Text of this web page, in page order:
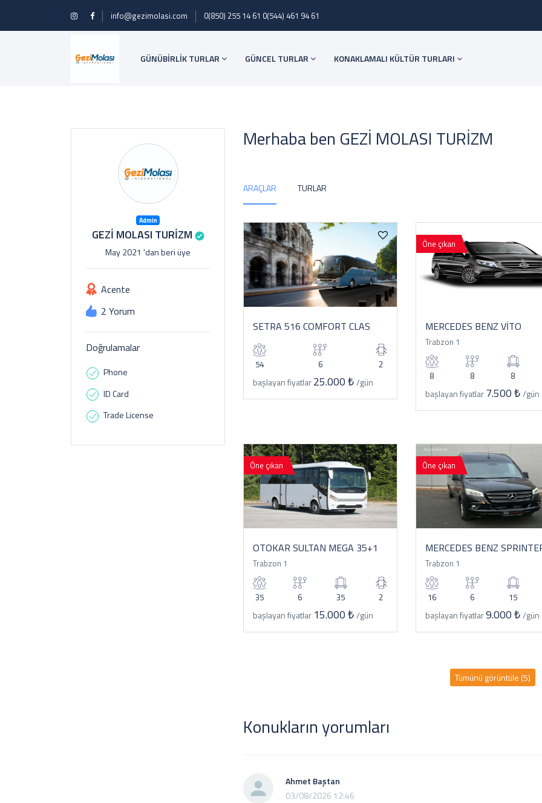
info@gezimolasi.com 0(850) 255 14 61 0(544) 461 94 61
GÜNÜBİRLİK TURLAR GÜNCEL TURLAR KONAKLAMALI KÜLTÜR TURLARI
Admin
GEZİ MOLASI TURİZM
May 2021 'dan beri üye
Acente
2 Yorum
Doğrulamalar
Phone
ID Card
Trade License
Merhaba ben GEZİ MOLASI TURİZM
ARAÇLAR TURLAR
SETRA 516 COMFORT CLAS
54 6 2
başlayan fiyatlar25.000 ₺/gün
Öne çıkan
MERCEDES BENZ VİTO
Trabzon 1
8 8 8
başlayan fiyatlar7.500 ₺/gün
Öne çıkan
OTOKAR SULTAN MEGA 35+1
Trabzon 1
35 6 35 2
başlayan fiyatlar 15.000 ₺/gün
Öne çıkan
MERCEDES BENZ
Trabzon 1
16 6 15
başlayan fiyatlar9.000 ₺/gün
Tümünü görüntüle (5)
Konukların yorumları
Ahmet Baştan
03/08/2026 12:46